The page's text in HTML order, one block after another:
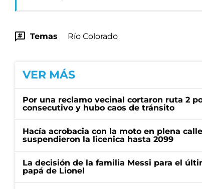
Temas Río Colorado
VER MÁS
Por una reclamo vecinal cortaron ruta 2
consecutivo y hubo caos de tránsito
Hacía acrobacia con la moto en plena
suspendieron la licenica hasta 2099
La decisión de la familia Messi para el
papá de Lionel